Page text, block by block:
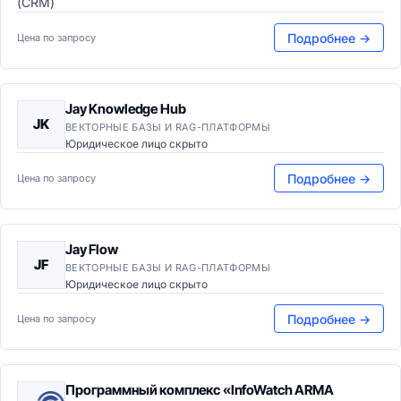
Цена по запросу Подробнее →
JK
Jay Knowledge Hub
ВЕКТОРНЫЕ БАЗЫ И RAG-ПЛАТФОРМЫ
Юридическое лицо скрыто
Цена по запросу Подробнее →
JF
Jay Flow
ВЕКТОРНЫЕ БАЗЫ И RAG-ПЛАТФОРМЫ
Юридическое лицо скрыто
Цена по запросу Подробнее →
Программный комплекс «InfoWatch ARMA